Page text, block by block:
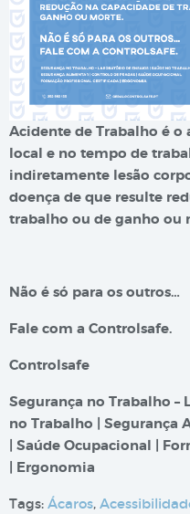
Acidente de Trabalho é o
local e no tempo de
indiretamente lesão
doença de que resulte
trabalho ou de ganho ou
Não é só para os outros…
Fale com a Controlsafe.
Controlsafe
Segurança no Trabalho –
no Trabalho | Segurança
| Saúde Ocupacional |
| Ergonomia
Tags: Ácaros,